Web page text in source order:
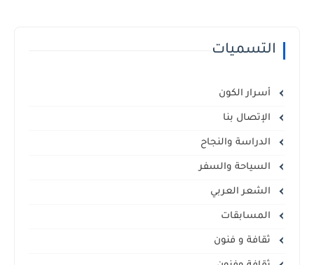
التسميات
أسرار الكون
الإتصال بنا
الدراسة والنجاح
السياحة والسفر
الشعر العربي
المسابقات
ثقافة و فنون